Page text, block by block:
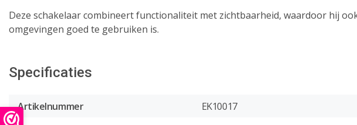
Deze schakelaar combineert functionaliteit met zichtbaarheid, waardoor hij
omgevingen goed te gebruiken is.
Specificaties
Artikelnummer
EK10017